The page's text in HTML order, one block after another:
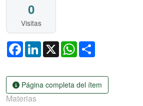
0
Visitas
FacebookLinkedIn
X WhatsApp
Página completa del ítem
Materias